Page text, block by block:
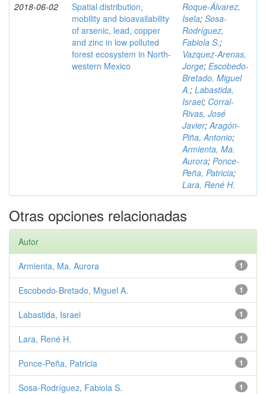
2018-06-02
Spatial distribution,
mobility and bioavailability
of arsenic, lead, copper
and zinc in low polluted
forest ecosystem in North-
western Mexico
Roque-Álvarez,
Isela; Sosa-
Rodríguez,
Fabiola S.;
Vazquez-Arenas,
Jorge; Escobedo-
Bretado, Miguel
A.; Labastida,
Israel; Corral-
Rivas, José
Javier;Aragón-
Piña, Antonio;
Armienta, Ma.
Aurora; Ponce-
Peña, Patricia;
Lara, René H.
Otras opciones relacionadas
Autor
1
Armienta, Ma. Aurora
1
Escobedo-Bretado, Miguel A.
1
Labastida, Israel
1
Lara, René H.
1
Ponce-Peña, Patricia
1
Sosa-Rodríguez, Fabiola S.